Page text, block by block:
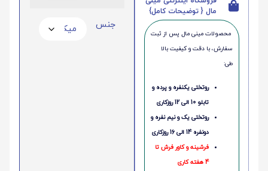
مال { توضیحات کامل}
محصولات مینی‌ مال پس از ثبت
سفارش، با دقت و کیفیت بالا
طی:
روتختی یکنفره و پرده و
تابلو 10 الی 12 روزکاری
روتختی یک و نیم نفره و
دونفره 14 الی 16 روزکاری
فرشینه و کاور فرش تا
4 هفته کاری
جنس